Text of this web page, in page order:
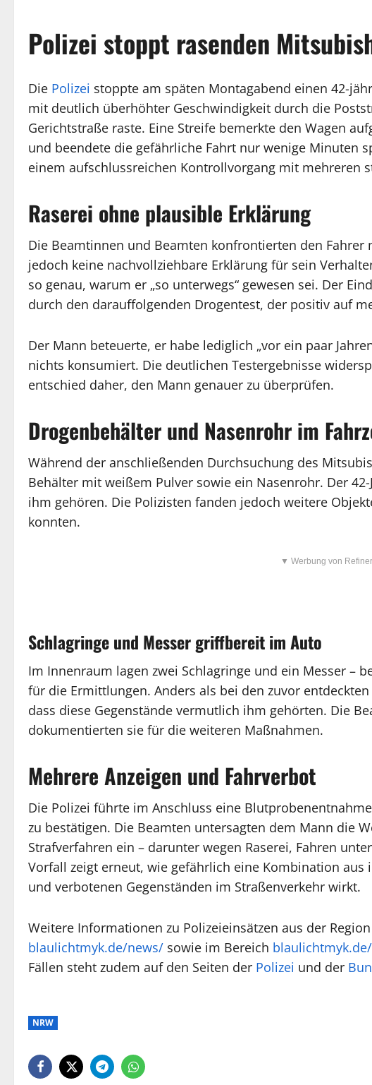
Polizei stoppt rasenden
Die Polizei stoppte am späten Montagabend einen 42-
mit deutlich überhöhter Geschwindigkeit durch die
Gerichtstraße raste. Eine Streife bemerkte den Wagen
und beendete die gefährliche Fahrt nur wenige Minuten
einem aufschlussreichen Kontrollvorgang mit mehreren
Raserei ohne plausible Erklärung
Die Beamtinnen und Beamten konfrontierten den Fahrer
jedoch keine nachvollziehbare Erklärung für sein
so genau, warum er „so unterwegs“ gewesen sei. Der
durch den darauffolgenden Drogentest, der positiv auf
Der Mann beteuerte, er habe lediglich „vor ein paar
nichts konsumiert. Die deutlichen Testergebnisse
entschied daher, den Mann genauer zu überprüfen.
Drogenbehälter und Nasenrohr im
Während der anschließenden Durchsuchung des
Behälter mit weißem Pulver sowie ein Nasenrohr. Der
ihm gehören. Die Polizisten fanden jedoch weitere
konnten.
▼ Werbung von
Schlagringe und Messer griffbereit im Auto
Im Innenraum lagen zwei Schlagringe und ein Messer –
für die Ermittlungen. Anders als bei den zuvor
dass diese Gegenstände vermutlich ihm gehörten. Die
dokumentierten sie für die weiteren Maßnahmen.
Mehrere Anzeigen und Fahrverbot
Die Polizei führte im Anschluss eine
zu bestätigen. Die Beamten untersagten dem Mann die
Strafverfahren ein – darunter wegen Raserei, Fahren
Vorfall zeigt erneut, wie gefährlich eine Kombination aus
und verbotenen Gegenständen im Straßenverkehr wirkt.
Weitere Informationen zu Polizeieinsätzen aus der
blaulichtmyk.de/news/ sowie im Bereich
Fällen steht zudem auf den Seiten der Polizei und der
NRW